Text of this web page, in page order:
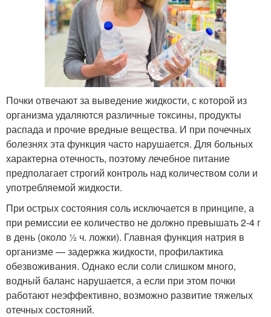
Почки отвечают за выведение жидкости, с которой из
организма удаляются различные токсины, продукты
распада и прочие вредные вещества. И при почечных
болезнях эта функция часто нарушается. Для больных
характерна отечность, поэтому лечебное питание
предполагает строгий контроль над количеством соли и
употребляемой жидкости.
При острых состояния соль исключается в принципе, а
при ремиссии ее количество не должно превышать 2-4 г
в день (около ½ ч. ложки). Главная функция натрия в
организме — задержка жидкости, профилактика
обезвоживания. Однако если соли слишком много,
водный баланс нарушается, а если при этом почки
работают неэффективно, возможно развитие тяжелых
отечных состояний.